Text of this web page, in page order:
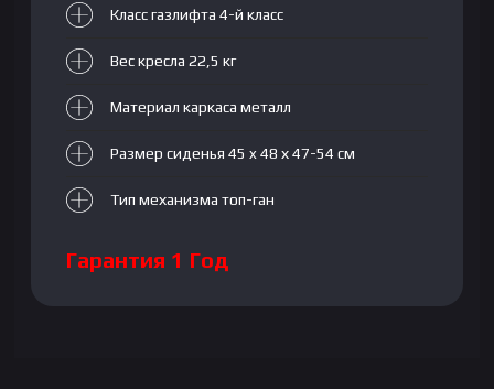
Класс газлифта 4-й класс
Вес кресла 22,5 кг
Материал каркаса металл
Размер сиденья 45 x 48 х 47-54 см
Тип механизма топ-ган
Гарантия 1 Год